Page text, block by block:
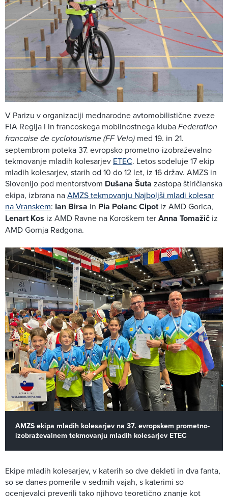
V Parizu v organizaciji mednarodne avtomobilistične zveze
FIA Regija I in francoskega mobilnostnega klubaFederation
francaise de cyclotourisme (FF Velo) med 19. in 21.
septembrom poteka 37. evropsko prometno-izobraževalno
tekmovanje mladih kolesarjev ETEC. Letos sodeluje 17 ekip
mladih kolesarjev, starih od 10 do 12 let, iz 16 držav. AMZS in
Slovenijo pod mentorstvom Dušana Šuta zastopa štiričlanska
ekipa, izbrana naAMZS tekmovanju Najboljši mladi kolesar
na Vranskem: Ian Birsa in Pia Polanc Cipotiz AMD Gorica,
Lenart Kos iz AMD Ravne na Koroškem terAnna Tomažič iz
AMD Gornja Radgona.
AMZS ekipa mladih kolesarjev na 37. evropskem prometno-
izobraževalnem tekmovanju mladih kolesarjev ETEC
Ekipe mladih kolesarjev, v katerih so dve dekleti in dva fanta,
so se danes pomerile v sedmih vajah, s katerimi so
ocenjevalci preverili tako njihovo teoretično znanje kot